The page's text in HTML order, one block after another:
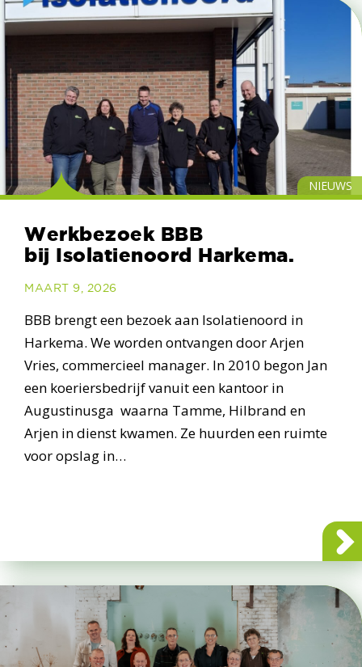
NIEUWS
Werkbezoek BBB
bij Isolatienoord Harkema.
MAART 9, 2026
BBB brengt een bezoek aan Isolatienoord in
Harkema. We worden ontvangen door Arjen
Vries, commercieel manager. In 2010 begon Jan
een koeriersbedrijf vanuit een kantoor in
Augustinusga waarna Tamme, Hilbrand en
Arjen in dienst kwamen. Ze huurden een ruimte
voor opslag in…